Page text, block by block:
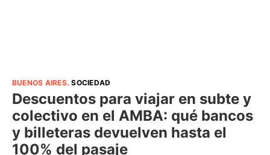
BUENOS AIRES.SOCIEDAD
Descuentos para viajar en subte y
colectivo en el AMBA: qué bancos
y billeteras devuelven hasta el
100% del pasaje